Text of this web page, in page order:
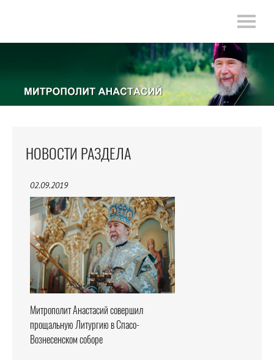
НОВОСТИ РАЗДЕЛА
02.09.2019
Митрополит Анастасий совершил
прощальную Литургию в Спасо-
Вознесенском соборе